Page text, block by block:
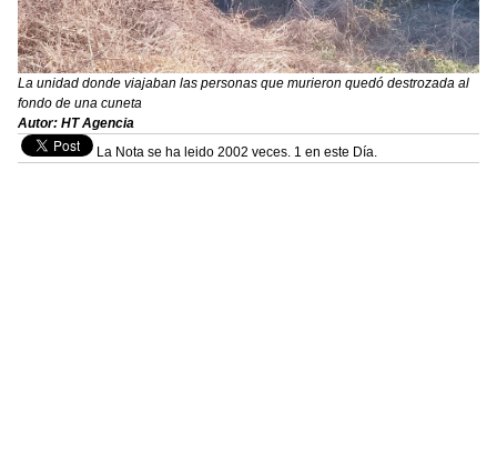
La unidad donde viajaban las personas que murieron quedó destrozada al
fondo de una cuneta
Autor: HT Agencia
La Nota se ha leido 2002 veces. 1 en este Día.